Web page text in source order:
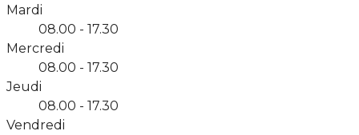
Mardi
08.00 - 17.30
Mercredi
08.00 - 17.30
Jeudi
08.00 - 17.30
Vendredi